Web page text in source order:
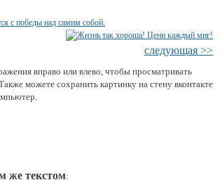
следующая >>
вправо или влево, чтобы просматривать
можете сохранить картинку на стену вконтакте
же текстом: